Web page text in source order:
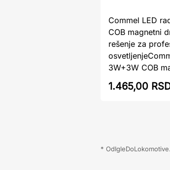
Commel LED
COB magnetni
rešenje za
3W+3W COB
1.465,00
*